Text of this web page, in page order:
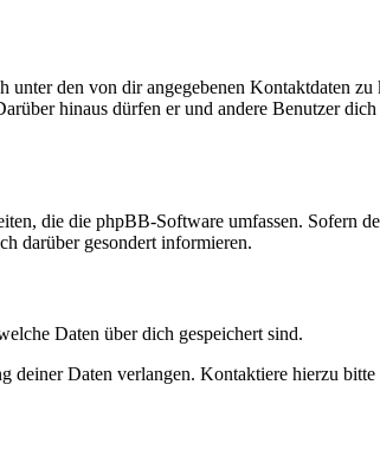
unter den von dir angegebenen Kontaktdaten
hinaus dürfen er und andere Benutzer
die die phpBB-Software umfassen. Sofern
darüber gesondert informieren.
Daten über dich gespeichert sind.
deiner Daten verlangen. Kontaktiere hierzu bitte